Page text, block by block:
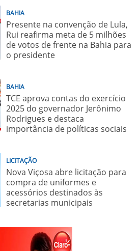
BAHIA
Presente na convenção de Lula,
Rui reafirma meta de 5 milhões
de votos de frente na Bahia para
o presidente
BAHIA
TCE aprova contas do exercício
2025 do governador Jerônimo
Rodrigues e destaca
importância de políticas sociais
LICITAÇÃO
Nova Viçosa abre licitação para
compra de uniformes e
acessórios destinados às
secretarias municipais